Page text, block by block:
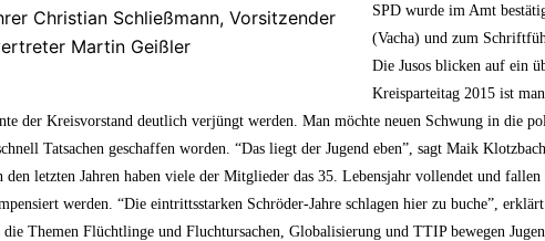
Christian Schließmann, Vorsitzender
Martin Geißler
SPD wurde im Amt
(Vacha) und zum
Die Jusos blicken auf ein
Kreisparteitag 2015 ist
der Kreisvorstand deutlich verjüngt werden. Man möchte neuen Schwung in die
Tatsachen geschaffen worden. “Das liegt der Jugend eben”, sagt Maik
letzten Jahren haben viele der Mitglieder das 35. Lebensjahr vollendet und fallen
werden. “Die eintrittsstarken Schröder-Jahre schlagen hier zu buche”,
die Themen Flüchtlinge und Fluchtursachen, Globalisierung und TTIP bewegen